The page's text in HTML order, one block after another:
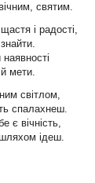
святим.
і радості,
мети.
світлом,
спалахнеш.
є вічність,
ідеш.